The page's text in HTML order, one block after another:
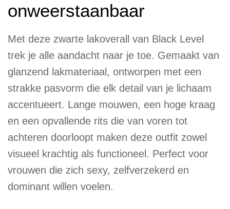
onweerstaanbaar
Met deze zwarte lakoverall van Black Level
trek je alle aandacht naar je toe. Gemaakt van
glanzend lakmateriaal, ontworpen met een
strakke pasvorm die elk detail van je lichaam
accentueert. Lange mouwen, een hoge kraag
en een opvallende rits die van voren tot
achteren doorloopt maken deze outfit zowel
visueel krachtig als functioneel. Perfect voor
vrouwen die zich sexy, zelfverzekerd en
dominant willen voelen.